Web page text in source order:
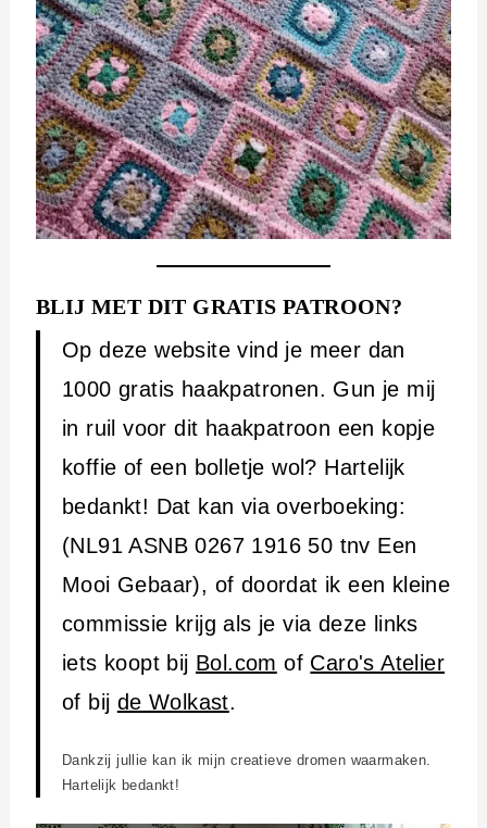
BLIJ MET DIT GRATIS PATROON?
Op deze website vind je meer dan
1000 gratis haakpatronen. Gun je mij
in ruil voor dit haakpatroon een kopje
koffie of een bolletje wol? Hartelijk
bedankt! Dat kan via overboeking:
(NL91 ASNB 0267 1916 50 tnv Een
Mooi Gebaar), of doordat ik een kleine
commissie krijg als je via deze links
iets koopt bij Bol.com of Caro's Atelier
of bij de Wolkast.
Dankzij jullie kan ik mijn creatieve dromen waarmaken.
Hartelijk bedankt!